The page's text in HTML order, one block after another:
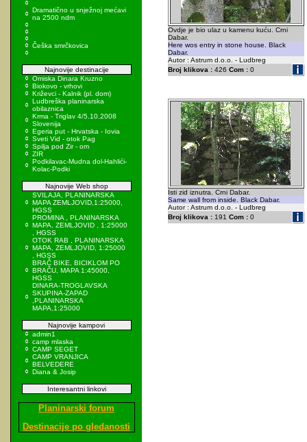
Dramatično u snježnoj mećavi
na 2500 ndm
Češka smrčkovica
Najnovije destinacije
Omiska Dinara Kruzno
Biokovo - vrhovi
Križevci - Kalnik (pl. dom)
Ludbreška planinarska
obilaznica
Krma - Triglav 4/5.10.2008
Slovenija
Egeria put - Hrvatska - Iovia
Sveti Vid - otok Pag
Spilja pod Zir - om
ZIR
Podkilavac-Mudna dol-Hahlići-
Kolac-Podki
Najnovije Web shop
SVILAJA, PLANINARSKA
MAPA ZEMLJOVID,1:25000,
HGSS
PROMINA , PLANINARSKA
MAPA, ZEMLJOVID , 1:25000
, HGSS
OTOK RAB , PLANINARSKA
MAPA, ZEMLJOVID, 1:25000
, HGSS
BRAČ BIKE, BICIKLOM PO
BRAČU, MAPA 1:45000,
HGSS
DINARA-TROGLAVSKA
SKUPINA-ZAPAD
,PLANINARSKA
MAPA,1:25000
Najnovije kampovi
admin1
camp mlaska
CAMP SEGET
CAMP VRANJICA
BELVEDERE
Diana & Josip
Interesantni linkovi
Planinarski forum
Destinacije po gledanosti
Ovdje je bio ulaz u kamenu kuću. Crni
Dabar.
Here wos entry in stone house. Black
Dabar.
Autor : Astrum d.o.o. - Ludbreg
Broj klikova :426 Com :0
Isti zid iznutra. Crni Dabar.
Same wall from inside. Black Dabar.
Autor : Astrum d.o.o. - Ludbreg
Broj klikova :191 Com :0